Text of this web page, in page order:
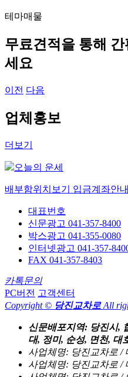
테마매물
무료견적을 통해
세요
이전 다음
업체홍보
더보기
오늘의 운세
배부함위치보기 입금계좌안내
대표번호
신문광고 041-357-8400
박스광고 041-355-0080
인터넷광고 041-357-
FAX 041-357-8403
카톡문의
PC버전 고객센터
Copyright © 당진교차로All
신문배포지역: 당진시,
대, 정미, 순성, 면천, 대
사업체명: 당진교차로 /
사업체명: 당진교차로 /